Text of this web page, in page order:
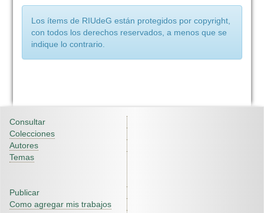
Los ítems de RIUdeG están protegidos por copyright,
con todos los derechos reservados, a menos que se
indique lo contrario.
Consultar
Colecciones
Autores
Temas
Publicar
Como agregar mis trabajos